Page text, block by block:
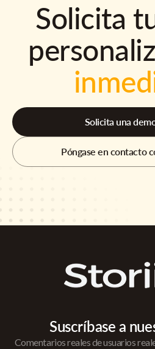
Solicita
Solicita una
Póngase en contacto
Suscríbase a
Comentarios reales de usuarios